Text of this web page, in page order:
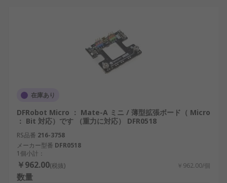
在庫あり
DFRobot Micro ： Mate-A ミニ / 薄型拡張ボード（ Micro
： Bit 対応）です （重力に対応） DFR0518
RS品番 216-3758
メーカー型番 DFR0518
1個小計：
￥962.00(税抜) ￥962.00/個
数量